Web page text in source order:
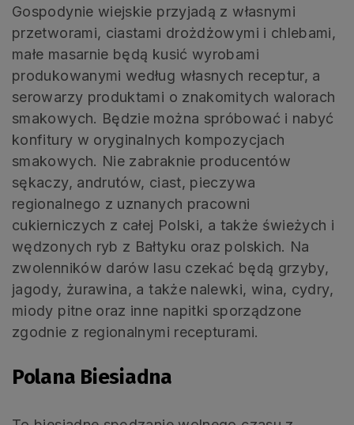
Gospodynie wiejskie przyjadą z własnymi
przetworami, ciastami drożdżowymi i chlebami,
małe masarnie będą kusić wyrobami
produkowanymi według własnych receptur, a
serowarzy produktami o znakomitych walorach
smakowych. Będzie można spróbować i nabyć
konfitury w oryginalnych kompozycjach
smakowych. Nie zabraknie producentów
sękaczy, andrutów, ciast, pieczywa
regionalnego z uznanych pracowni
cukierniczych z całej Polski, a także świeżych i
wędzonych ryb z Bałtyku oraz polskich. Na
zwolenników darów lasu czekać będą grzyby,
jagody, żurawina, a także nalewki, wina, cydry,
miody pitne oraz inne napitki sporządzone
zgodnie z regionalnymi recepturami.
Polana Biesiadna